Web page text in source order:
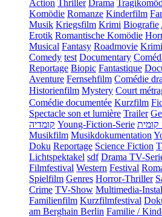
Action Thriller Drama
Komödie Romanze Kinderfilm
Musik Kriegsfilm Krimi Biografie
Erotik Romantische Komödie
Musical Fantasy Roadmovie
Comedy test Documentary
Reportage Biopic Fantastique
Aventure Fernsehfilm Comédie
Historienfilm Mystery Court
Comédie documentée Kurzfilm
Spectacle son et lumière Trailer
קומדיה Young-Fiction-Serie
Musikfilm Musikdokumentation
Doku Reportage Science Fiction
Lichtspektakel sdf Drama TV-
Filmfestival Western Festival
Spielfilm Genres Horror-Thriller
Crime TV-Show Multimedia-
Familienfilm Kurzfilmfestival
am Berghain Berlin Familie /